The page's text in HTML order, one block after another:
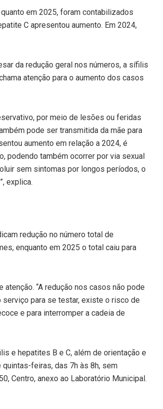
em 2025, foram contabilizados
C apresentou aumento. Em 2024,
da redução geral nos números, a sífilis
atenção para o aumento dos casos
por meio de lesões ou feridas
pode ser transmitida da mãe para
aumento em relação a 2024, é
podendo também ocorrer por via sexual
sem sintomas por longos períodos, o
explica.
redução no número total de
enquanto em 2025 o total caiu para
“A redução nos casos não pode
para se testar, existe o risco de
e para interromper a cadeia de
e hepatites B e C, além de orientação e
feiras, das 7h às 8h, sem
Centro, anexo ao Laboratório Municipal.